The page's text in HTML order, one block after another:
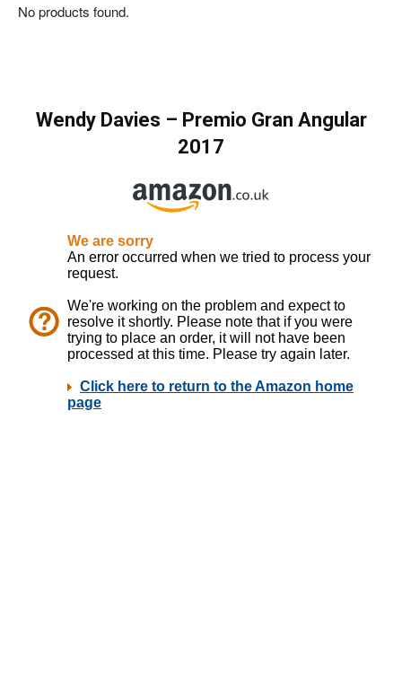
No products found.
Wendy Davies – Premio Gran Angular
2017